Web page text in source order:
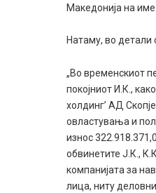
Македонија на
Натаму, во детали
„Во временскиот
покојниот И.К.,
холдинг’ АД
овластувања и
износ
обвинетите Ј.К.,
компанијата за
лица, ниту